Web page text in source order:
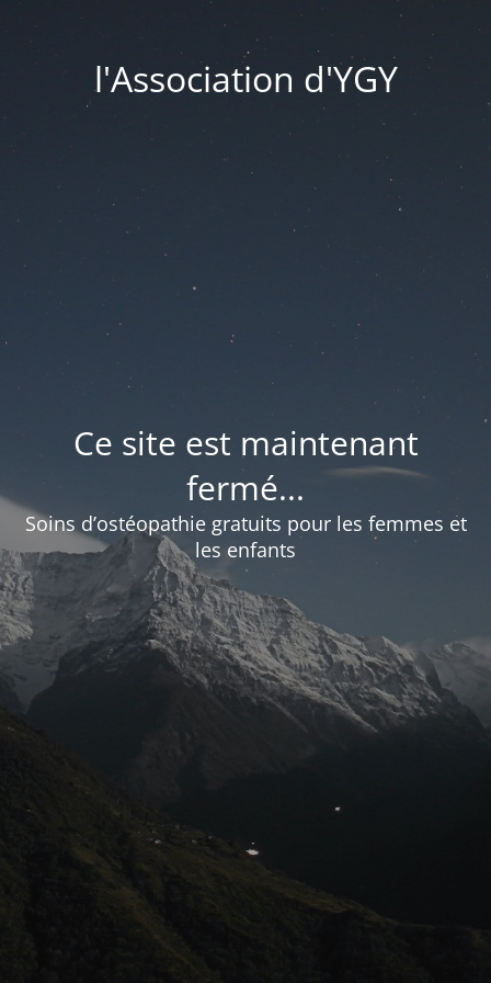
l'Association d'YGY
Ce site est maintenant
fermé...
Soins d’ostéopathie gratuits pour les femmes et
les enfants